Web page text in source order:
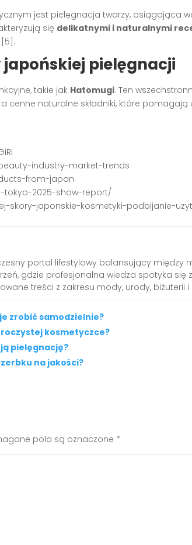
jest pielęgnacja twarzy, osiągająca
się delikatnymi i naturalnymi
pielęgnacji
takie jak Hatomugi. Ten
cenne naturalne składniki, które pomagają
industry-market-trends
from-japan
tokyo-2025-show-report/
skory-japonskie-kosmetyki-podbijanie-
portal lifestylowy balansujący między
gdzie profesjonalna wiedza spotyka się z
treści z zakresu mody, urody, biżuterii i
zrobić samodzielnie?
kosmetyczce?
pielęgnację?
na jakości?
pola są oznaczone *